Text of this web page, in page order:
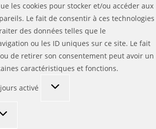
les cookies pour stocker et/ou accéder aux
Le fait de consentir à ces technologies
des données telles que le
ou les ID uniques sur ce site. Le fait
de retirer son consentement peut avoir un
caractéristiques et fonctions.
activé